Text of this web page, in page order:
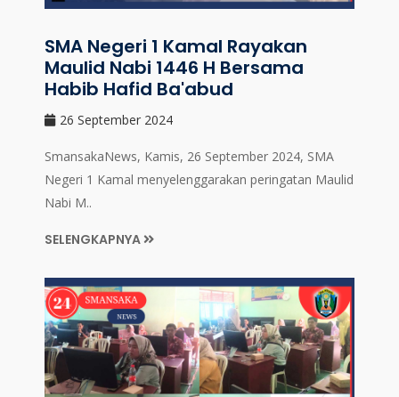
SMA Negeri 1 Kamal Rayakan
Maulid Nabi 1446 H Bersama
Habib Hafid Ba'abud
26 September 2024
SmansakaNews, Kamis, 26 September 2024, SMA
Negeri 1 Kamal menyelenggarakan peringatan Maulid
Nabi M..
SELENGKAPNYA